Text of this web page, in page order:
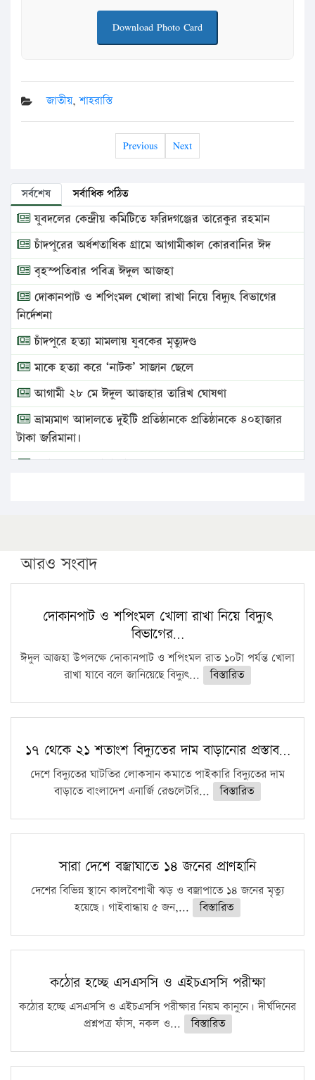
Download Photo Card
জাতীয়,শাহরাস্তি
Previous Next
সর্বশেষ সর্বাধিক পঠিত
যুবদলের কেন্দ্রীয় কমিটিতে ফরিদগঞ্জের তারেকুর রহমান
চাঁদপুরের অর্ধশতাধিক গ্রামে আগামীকাল কোরবানির ঈদ
বৃহস্পতিবার পবিত্র ঈদুল আজহা
দোকানপাট ও শপিংমল খোলা রাখা নিয়ে বিদ্যুৎ বিভাগের
নির্দেশনা
চাঁদপুরে হত্যা মামলায় যুবকের মৃত্যুদণ্ড
মাকে হত্যা করে ‘নাটক’ সাজান ছেলে
আগামী ২৮ মে ঈদুল আজহার তারিখ ঘোষণা
ভ্রাম্যমাণ আদালতে দুইটি প্রতিষ্ঠানকে প্রতিষ্ঠানকে ৪০হাজার
টাকা জরিমানা।
এবার লঞ্চের ভাড়া বাড়ল
পিএইচডি করছেন কুয়েটের কৃতি…
সারা দেশে বজ্রাঘাতে ১৪ জনের প্রাণহানি
কঠোর হচ্ছে এসএসসি ও এইচএসসি পরীক্ষা
ফরিদগঞ্জে আগুনে পুড়লো ৬ ব্যবসা প্রতিষ্ঠান
আরও সংবাদ
দোকানপাট ও শপিংমল খোলা রাখা নিয়ে বিদ্যুৎ
বিভাগের…
ঈদুল আজহা উপলক্ষে দোকানপাট ও শপিংমল রাত ১০টা পর্যন্ত খোলা
রাখা যাবে বলে জানিয়েছে বিদ্যুৎ...
বিস্তারিত
১৭ থেকে ২১ শতাংশ বিদ্যুতের দাম বাড়ানোর প্রস্তাব…
দেশে বিদ্যুতের ঘাটতির লোকসান কমাতে পাইকারি বিদ্যুতের দাম
বাড়াতে বাংলাদেশ এনার্জি রেগুলেটরি...
বিস্তারিত
সারা দেশে বজ্রাঘাতে ১৪ জনের প্রাণহানি
দেশের বিভিন্ন স্থানে কালবৈশাখী ঝড় ও বজ্রাপাতে ১৪ জনের মৃত্যু
হয়েছে। গাইবান্ধায় ৫ জন,...
বিস্তারিত
কঠোর হচ্ছে এসএসসি ও এইচএসসি পরীক্ষা
কঠোর হচ্ছে এসএসসি ও এইচএসসি পরীক্ষার নিয়ম কানুনে। দীর্ঘদিনের
প্রশ্নপত্র ফাঁস, নকল ও...
বিস্তারিত